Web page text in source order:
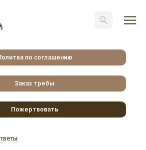
по соглашению
Заказ требы
Пожертвовать